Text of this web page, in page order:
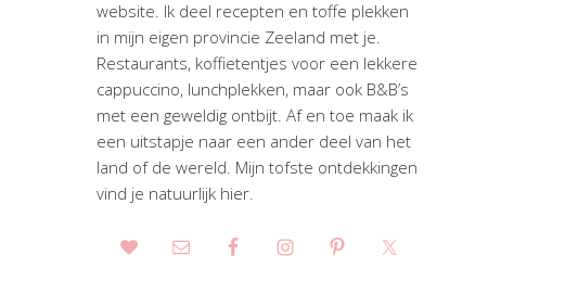
website. Ik deel recepten en toffe plekken
in mijn eigen provincie Zeeland met je.
Restaurants, koffietentjes voor een lekkere
cappuccino, lunchplekken, maar ook B&B’s
met een geweldig ontbijt. Af en toe maak ik
een uitstapje naar een ander deel van het
land of de wereld. Mijn tofste ontdekkingen
vind je natuurlijk hier.